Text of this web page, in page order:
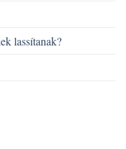
lassítanak?